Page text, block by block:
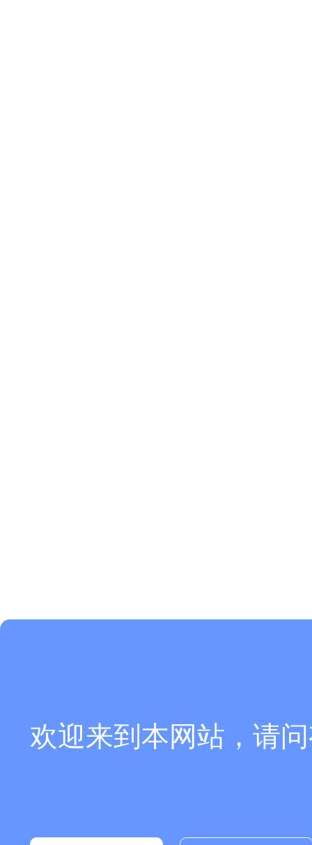
欢迎来到本网站，请